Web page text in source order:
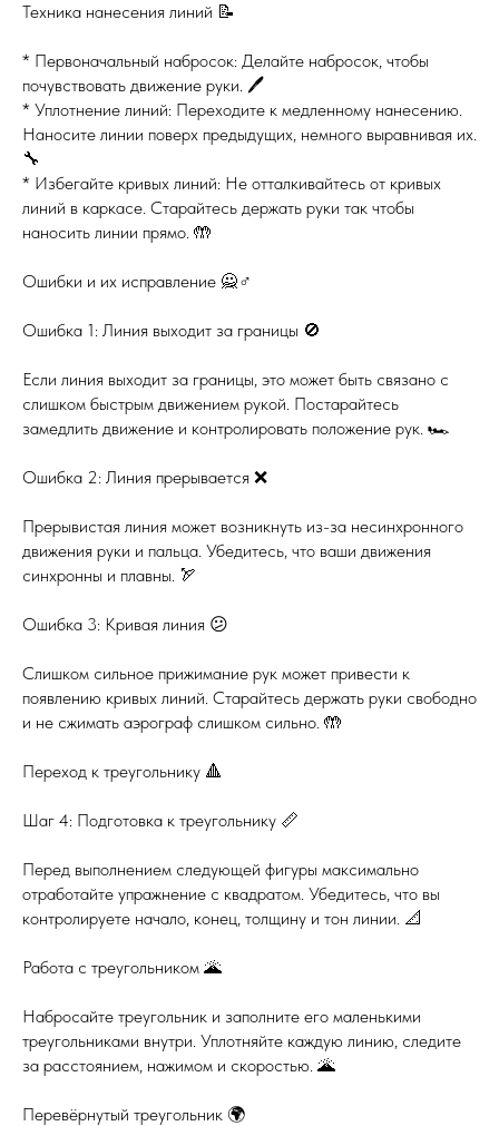
Техника нанесения линий 📝
* Первоначальный набросок: Делайте набросок, чтобы
почувствовать движение руки. 🖊️
* Уплотнение линий: Переходите к медленному нанесению.
Наносите линии поверх предыдущих, немного выравнивая их.
🔧
* Избегайте кривых линий: Не отталкивайтесь от кривых
линий в каркасе. Старайтесь держать руки так чтобы
наносить линии прямо. 🤲
Ошибки и их исправление 🙅♂️
Ошибка 1: Линия выходит за границы 🚫
Если линия выходит за границы, это может быть связано с
слишком быстрым движением рукой. Постарайтесь
замедлить движение и контролировать положение рук. 🏎️
Ошибка 2: Линия прерывается ❌
Прерывистая линия может возникнуть из-за несинхронного
движения руки и пальца. Убедитесь, что ваши движения
синхронны и плавны. 🏹
Ошибка 3: Кривая линия 😕
Слишком сильное прижимание рук может привести к
появлению кривых линий. Старайтесь держать руки свободно
и не сжимать аэрограф слишком сильно. 🤲
Переход к треугольнику 🔺
Шаг 4: Подготовка к треугольнику 📏
Перед выполнением следующей фигуры максимально
отработайте упражнение с квадратом. Убедитесь, что вы
контролируете начало, конец, толщину и тон линии. 📐
Работа с треугольником 🌋
Набросайте треугольник и заполните его маленькими
треугольниками внутри. Уплотняйте каждую линию, следите
за расстоянием, нажимом и скоростью. 🌋
Перевёрнутый треугольник 🌍